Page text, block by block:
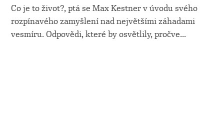
Co je to život?, ptá se Max Kestner v úvodu svého
rozpínavého zamyšlení nad největšími záhadami
vesmíru. Odpovědi, které by osvětlily, pročve...